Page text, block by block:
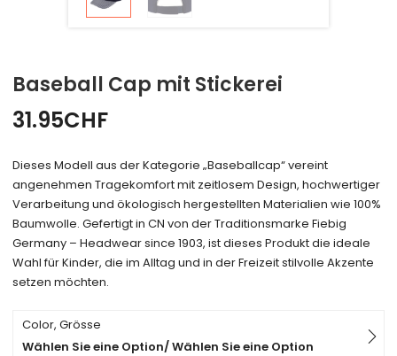
Baseball Cap mit Stickerei
31.95CHF
Dieses Modell aus der Kategorie „Baseballcap“ vereint
angenehmen Tragekomfort mit zeitlosem Design, hochwertiger
Verarbeitung und ökologisch hergestellten Materialien wie 100%
Baumwolle. Gefertigt in CN von der Traditionsmarke Fiebig
Germany – Headwear since 1903, ist dieses Produkt die ideale
Wahl für Kinder, die im Alltag und in der Freizeit stilvolle Akzente
setzen möchten.
Color, Grösse
Wählen Sie eine Option/ Wählen Sie eine Option